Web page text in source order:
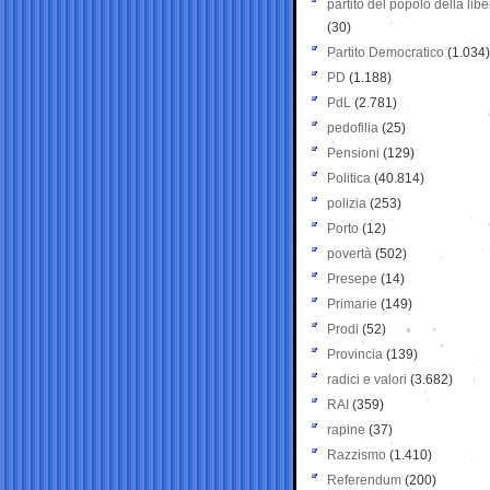
partito del popolo della
(30)
Partito Democratico (1.034)
PD (1.188)
PdL (2.781)
pedofilia (25)
Pensioni (129)
Politica (40.814)
polizia (253)
Porto (12)
povertà (502)
Presepe (14)
Primarie (149)
Prodi (52)
Provincia (139)
radici e valori (3.682)
RAI (359)
rapine (37)
Razzismo (1.410)
Referendum (200)